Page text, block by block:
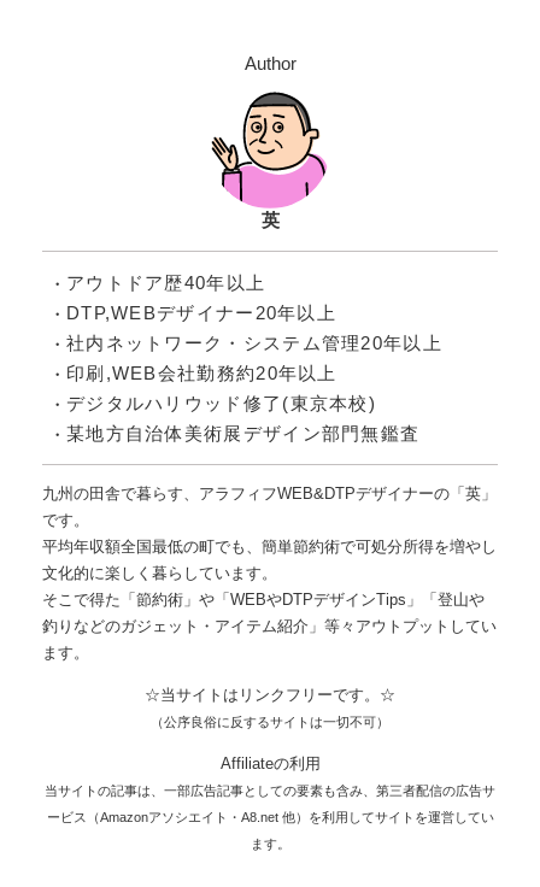
Author
英
アウトドア歴40年以上
DTP,WEBデザイナー20年以上
社内ネットワーク・システム管理20年以上
印刷,WEB会社勤務約20年以上
デジタルハリウッド修了(東京本校)
某地方自治体美術展デザイン部門無鑑査
九州の田舎で暮らす、アラフィフWEB&DTPデザイナーの「英」
です。
平均年収額全国最低の町でも、簡単節約術で可処分所得を増やし
文化的に楽しく暮らしています。
そこで得た「節約術」や「WEBやDTPデザインTips」「登山や
釣りなどのガジェット・アイテム紹介」等々アウトプットしてい
ます。
☆当サイトはリンクフリーです。☆
（公序良俗に反するサイトは一切不可）
Affiliateの利用
当サイトの記事は、一部広告記事としての要素も含み、第三者配信の広告サ
ービス（Amazonアソシエイト・A8.net 他）を利用してサイトを運営してい
ます。